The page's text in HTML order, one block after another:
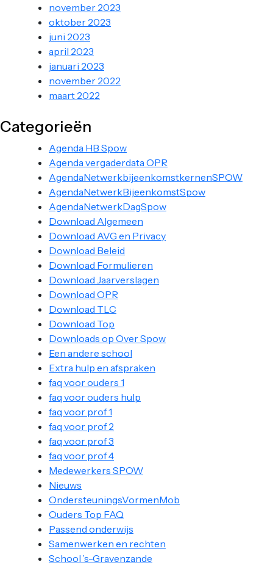
november 2023
oktober 2023
juni 2023
april 2023
januari 2023
november 2022
maart 2022
Categorieën
Agenda HB Spow
Agenda vergaderdata OPR
AgendaNetwerkbijeenkomstkernenSPOW
AgendaNetwerkBijeenkomstSpow
AgendaNetwerkDagSpow
Download Algemeen
Download AVG en Privacy
Download Beleid
Download Formulieren
Download Jaarverslagen
Download OPR
Download TLC
Download Top
Downloads op Over Spow
Een andere school
Extra hulp en afspraken
faq voor ouders 1
faq voor ouders hulp
faq voor prof 1
faq voor prof 2
faq voor prof 3
faq voor prof 4
Medewerkers SPOW
Nieuws
OndersteuningsVormenMob
Ouders Top FAQ
Passend onderwijs
Samenwerken en rechten
School ’s-Gravenzande